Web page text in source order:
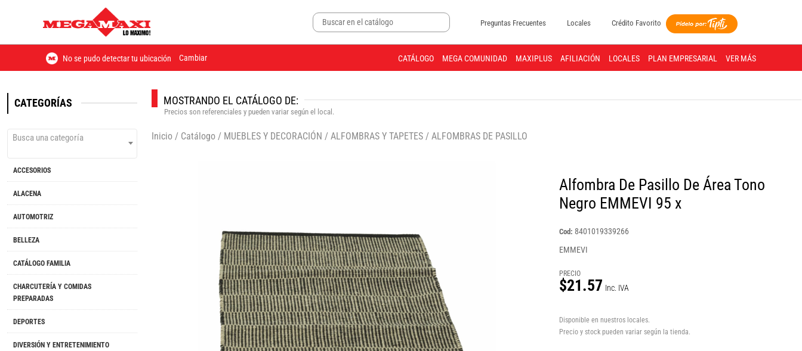
Preguntas Frecuentes Locales Crédito Favorito
No se pudo detectar tu ubicación Cambiar CATÁLOGO MEGA COMUNIDAD MAXIPLUS AFILIACIÓN LOCALES PLAN EMPRESARIAL VER MÁS
CATEGORÍAS
Busca una categoría
ACCESORIOS
ALACENA
AUTOMOTRIZ
BELLEZA
CATÁLOGO FAMILIA
CHARCUTERÍA Y COMIDAS
PREPARADAS
DEPORTES
DIVERSIÓN Y ENTRETENIMIENTO
MOSTRANDO EL CATÁLOGO DE:
Precios son referenciales y pueden variar según el local.
Inicio / Catálogo / MUEBLES Y DECORACIÓN / ALFOMBRAS Y TAPETES / ALFOMBRAS DE PASILLO
Alfombra De Pasillo De Área Tono
Negro EMMEVI 95 x
Cod: 8401019339266
EMMEVI
PRECIO
$21.57 Inc. IVA
Disponible en nuestros locales.
Precio y stock pueden variar según la tienda.